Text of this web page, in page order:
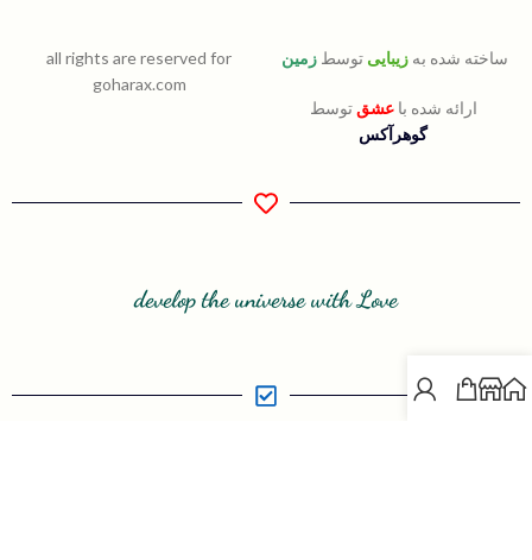
ساخته شده به زیبایی توسط زمین
ارائه شده باعشق توسط
گوهرآکس
all rights are reserved for
goharax.com
develop the universe with Love